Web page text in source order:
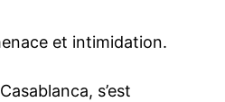
Publications
et intimidation.
s’est